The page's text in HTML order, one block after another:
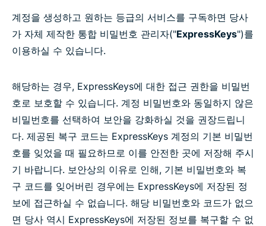
계정을 생성하고 원하는 등급의 서비스를 구독하면 당사
가 자체 제작한 통합 비밀번호 관리자("ExpressKeys")를
이용하실 수 있습니다.
해당하는 경우, ExpressKeys에 대한 접근 권한을 비밀번
호로 보호할 수 있습니다. 계정 비밀번호와 동일하지 않은
비밀번호를 선택하여 보안을 강화하실 것을 권장드립니
다. 제공된 복구 코드는 ExpressKeys 계정의 기본 비밀번
호를 잊었을 때 필요하므로 이를 안전한 곳에 저장해 주시
기 바랍니다. 보안상의 이유로 인해, 기본 비밀번호와 복
구 코드를 잊어버린 경우에는 ExpressKeys에 저장된 정
보에 접근하실 수 없습니다. 해당 비밀번호와 코드가 없으
면 당사 역시 ExpressKeys에 저장된 정보를 복구할 수 없